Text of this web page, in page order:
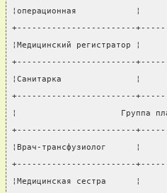
¦операционная
+------------------------
¦Медицинский
+------------------------
¦Санитарка               ¦
+------------------------
¦                     Группа
+------------------------
¦Врач-трансфузиолог
+------------------------
¦Медицинская сестра